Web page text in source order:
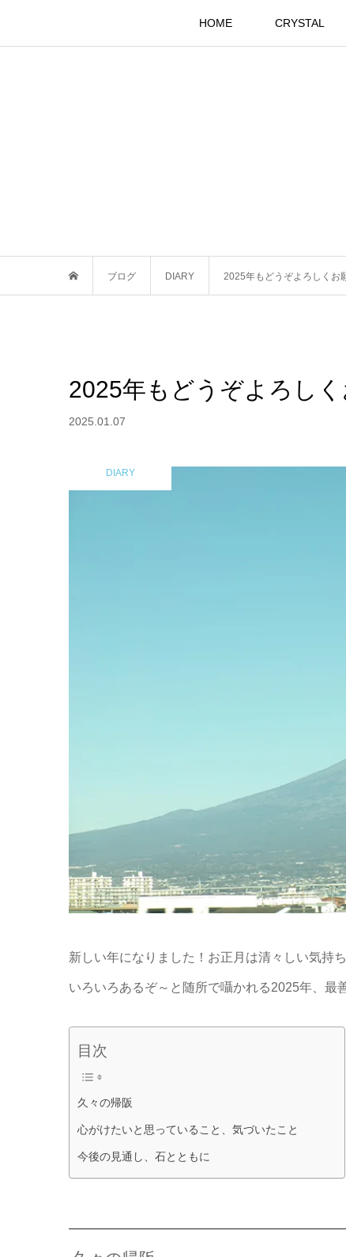
HOME CRYSTAL
ブログ DIARY 2025年もどうぞよろしくお
2025年もどうぞよろし
2025.01.07
DIARY
新しい年になりました！お正月は清々しい気持ち
いろいろあるぞ～と随所で囁かれる2025年、最
目次
久々の帰阪
心がけたいと思っていること、気づいたこと
今後の見通し、石とともに